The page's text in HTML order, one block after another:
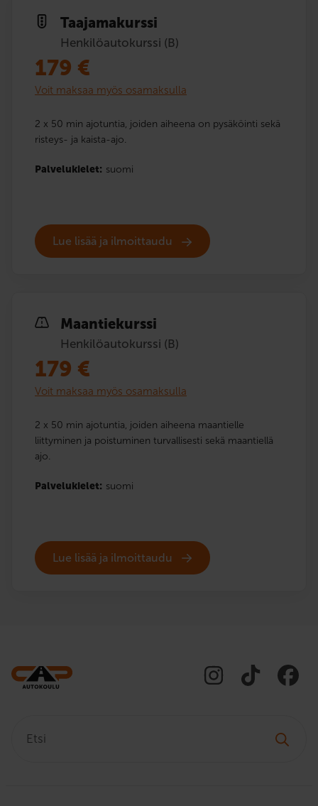
Taajama­kurssi
Henkilöautokurssi (B)
179 €
Voit maksaa myös osamaksulla
2 x 50 min ajotuntia, joiden aiheena on pysäköinti sekä
risteys- ja kaista-ajo.
Palvelukielet: suomi
Lue lisää ja ilmoittaudu
Maantiekurssi
Henkilöautokurssi (B)
179 €
Voit maksaa myös osamaksulla
2 x 50 min ajotuntia, joiden aiheena maantielle
liittyminen ja poistuminen turvallisesti sekä maantiellä
ajo.
Palvelukielet: suomi
Lue lisää ja ilmoittaudu